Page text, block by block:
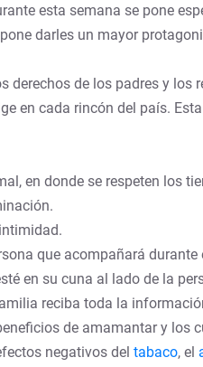
esta semana se pone
darles un mayor
derechos de los padres y
en cada rincón del país.
en donde se respeten los
que acompañará
en su cuna al lado de la
reciba toda la
de amamantar y los
negativos del tabaco, el